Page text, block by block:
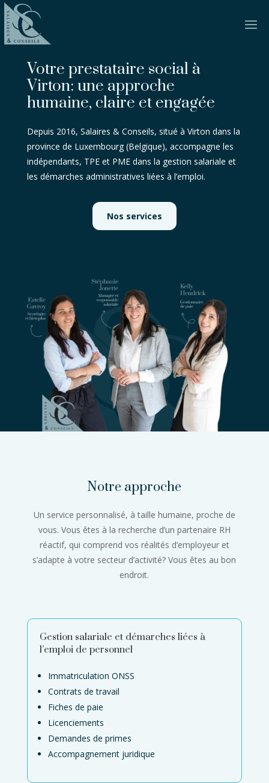
Salaires et Conseils
Votre prestataire social à
Virton: une approche
humaine, claire et engagée
Depuis 2016, Salaires & Conseils, situé à Virton dans la
province de Luxembourg (Belgique), accompagne les
indépendants, TPE et PME dans la gestion salariale et
les démarches administratives liées à l’emploi.
Nos services
Notre approche
Un service personnalisé, à taille humaine, proche de
vous. Vous êtes à la recherche d’un partenaire RH
réactif, qui comprend vos réalités d’employeur et
s’adapte à votre secteur d’activité? Vous êtes au bon
endroit.
Gestion salariale et démarches liées à
l’emploi de personnel
Immatriculation ONSS
Contrats de travail
Fiches de paie
Licenciements
Demandes de primes
Accompagnement juridique